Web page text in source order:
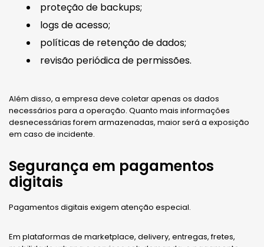
proteção de backups;
logs de acesso;
políticas de retenção de dados;
revisão periódica de permissões.
Além disso, a empresa deve coletar apenas os dados
necessários para a operação. Quanto mais informações
desnecessárias forem armazenadas, maior será a exposição
em caso de incidente.
Segurança em pagamentos
digitais
Pagamentos digitais exigem atenção especial.
Em plataformas de marketplace, delivery, entregas, fretes,